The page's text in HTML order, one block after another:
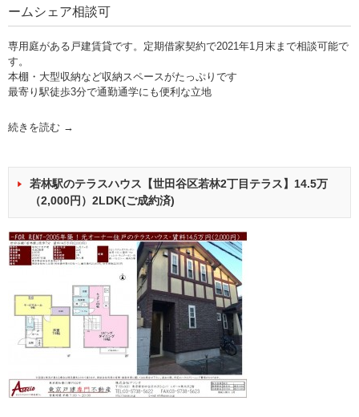
ームシェア相談可
専用庭がある戸建賃貸です。定期借家契約で2021年1月末まで相談可能で
す。
本棚・大型収納など収納スペースがたっぷりです
最寄り駅徒歩3分で通勤通学にも便利な立地
続きを読む →
若林駅のテラスハウス【世田谷区若林2丁目テラス】14.5万
（2,000円）2LDK(ご成約済)